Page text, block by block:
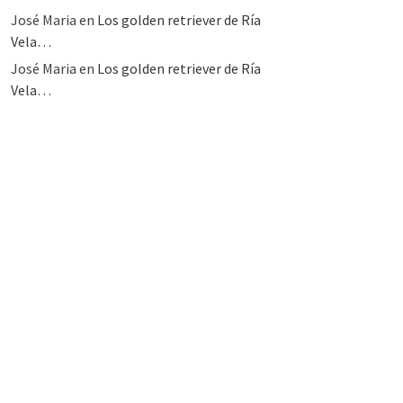
José Maria en Los golden retriever de Ría
Vela…
José Maria en Los golden retriever de Ría
Vela…